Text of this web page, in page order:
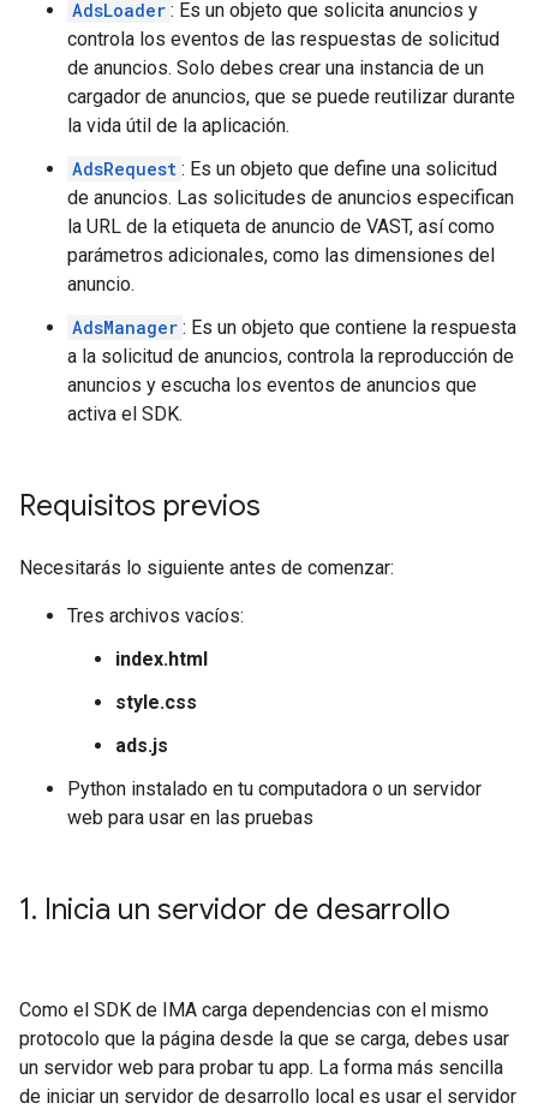
AdsLoader : Es un objeto que solicita anuncios y
controla los eventos de las respuestas de solicitud
de anuncios. Solo debes crear una instancia de un
cargador de anuncios, que se puede reutilizar durante
la vida útil de la aplicación.
AdsRequest : Es un objeto que define una solicitud
de anuncios. Las solicitudes de anuncios especifican
la URL de la etiqueta de anuncio de VAST, así como
parámetros adicionales, como las dimensiones del
anuncio.
AdsManager : Es un objeto que contiene la respuesta
a la solicitud de anuncios, controla la reproducción de
anuncios y escucha los eventos de anuncios que
activa el SDK.
Requisitos previos
Necesitarás lo siguiente antes de comenzar:
Tres archivos vacíos:
index.html
style.css
ads.js
Python instalado en tu computadora o un servidor
web para usar en las pruebas
1. Inicia un servidor de desarrollo
Como el SDK de IMA carga dependencias con el mismo
protocolo que la página desde la que se carga, debes usar
un servidor web para probar tu app. La forma más sencilla
de iniciar un servidor de desarrollo local es usar el servidor